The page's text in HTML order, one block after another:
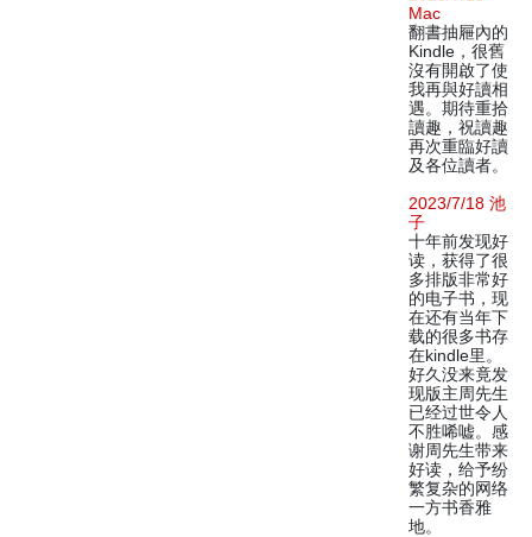
Mac
翻書抽屜內的
Kindle，很舊
沒有開啟了使
我再與好讀相
遇。期待重拾
讀趣，祝讀趣
再次重臨好讀
及各位讀者。
2023/7/18 池
子
十年前发现好
读，获得了很
多排版非常好
的电子书，现
在还有当年下
载的很多书存
在kindle里。
好久没来竟发
现版主周先生
已经过世令人
不胜唏嘘。感
谢周先生带来
好读，给予纷
繁复杂的网络
一方书香雅
地。